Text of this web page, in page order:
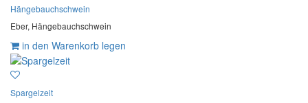
Hängebauchschwein
Eber, Hängebauchschwein
in den Warenkorb legen
Spargelzeit